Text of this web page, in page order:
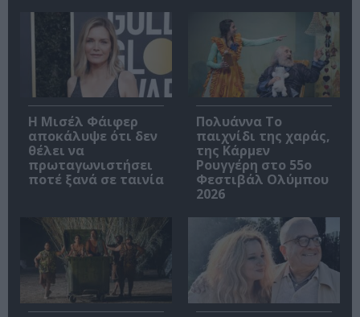
Η Μισέλ Φάιφερ
αποκάλυψε ότι δεν
θέλει να
πρωταγωνιστήσει
ποτέ ξανά σε ταινία
Πολυάννα Το
παιχνίδι της χαράς,
της Κάρμεν
Ρουγγέρη στο 55ο
Φεστιβάλ Ολύμπου
2026